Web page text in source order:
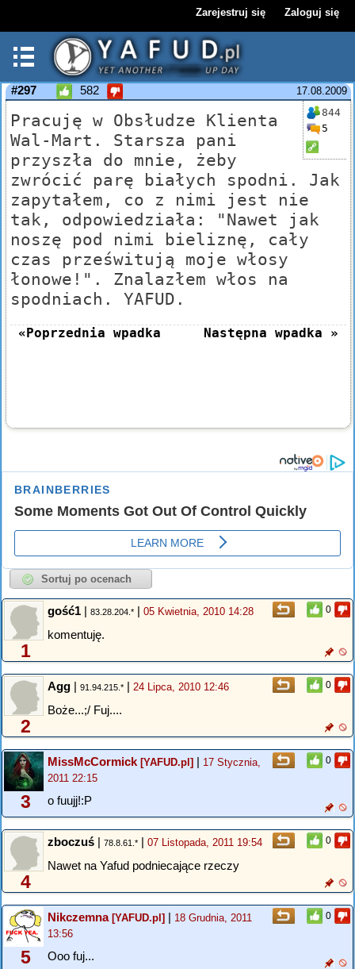
Zarejestruj się Zaloguj się
17.08.2009
#297 582
844
5
Pracuję w Obsłudze Klienta
Wal-Mart. Starsza pani
przyszła do mnie, żeby
zwrócić parę białych spodni. Jak
zapytałem, co z nimi jest nie
tak, odpowiedziała: "Nawet jak
noszę pod nimi bieliznę, cały
czas prześwitują moje włosy
łonowe!". Znalazłem włos na
spodniach. YAFUD.
«Poprzednia wpadka Następna wpadka »
0
1
gość1 | 83.28.204.* | 05 Kwietnia, 2010 14:28
komentuję.
0
2
Agg | 91.94.215.* | 24 Lipca, 2010 12:46
Boże...;/ Fuj....
0
3
MissMcCormick[YAFUD.pl] | 17 Stycznia,
2011 22:15
o fuujj!:P
0
4
zboczuś | 78.8.61.* | 07 Listopada, 2011 19:54
Nawet na Yafud podniecające rzeczy
0
5
Nikczemna[YAFUD.pl] | 18 Grudnia, 2011
13:56
Ooo fuj...